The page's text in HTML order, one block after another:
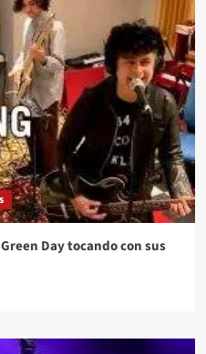
Day tocando con sus